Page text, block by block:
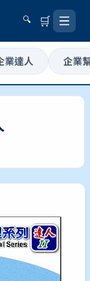
🔍 🛒
業達人 企業